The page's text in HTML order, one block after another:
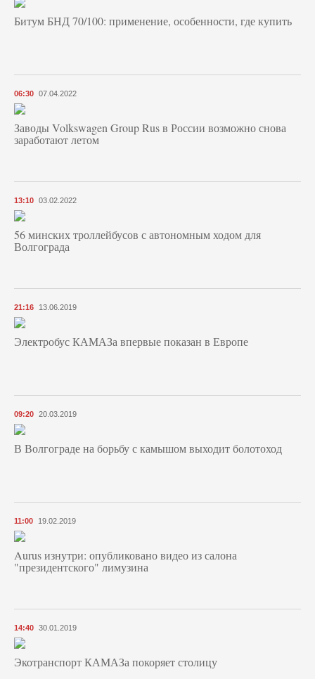
Битум БНД 70/100: применение, особенности, где купить
06:30 07.04.2022
Заводы Volkswagen Group Rus в России возможно снова
заработают летом
13:10 03.02.2022
56 минских троллейбусов с автономным ходом для
Волгограда
21:16 13.06.2019
Электробус КАМАЗа впервые показан в Европе
09:20 20.03.2019
В Волгограде на борьбу с камышом выходит болотоход
11:00 19.02.2019
Aurus изнутри: опубликовано видео из салона
"президентского" лимузина
14:40 30.01.2019
Экотранспорт КАМАЗа покоряет столицу